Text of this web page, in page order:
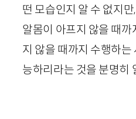
떤 모습인지 알 수 없지
알몸이 아프지 않을 때까
지 않을 때까지 수행하는
능하리라는 것을 분명히